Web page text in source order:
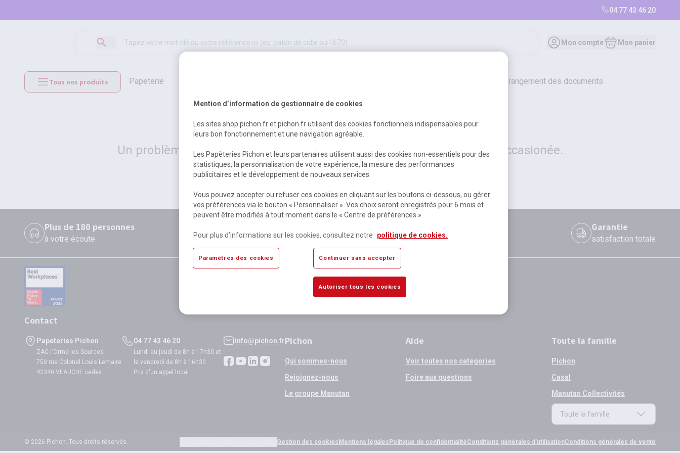
04 77 43 46 20
Mon compte Mon panier
Tous nos produits papeterie bureautique et rangement des documents
mobilier et équipements hygiène, sécurité, 1er secours outils, travaux & entretien
500
Erreur Serveur...
Un problème serveur est survenu. Veuillez nous excuser pour la gêne occasionée.
Retour Retour à l'accueil
Plus de 180 personnes
à votre écoute disponibles si validation avant 12h
Garantie
satisfaction totale
Contact
Papeteries Pichon
ZAC l'Orme les Sources
750 rue Colonel Louis Lemaire
42340 VEAUCHE cedex
04 77 43 46 20
Lundi au jeudi de 8h à 17h30 et
le vendredi de 8h à 16h30
Prix d'un appel local
info@pichon.frPichon
Qui sommes-nous
Rejoignez-nous
Le groupe Manutan
Aide
Voir toutes nos catégories
Foire aux questions
Toute la famille
Pichon
Casal
Manutan Collectivités
Toute la famille
© 2026 Pichon. Tous droits réservés. Gestion des cookies Mentions légales Politique de confidentialitéConditions générales d'utilisationConditions générales de vente
Mention d’information de gestionnaire de cookies
Les sites shop.pichon.fr et pichon.fr utilisent des cookies fonctionnels indispensables pour
leurs bon fonctionnement et une navigation agréable.
Les Papèteries Pichon et leurs partenaires utilisent aussi des cookies non-essentiels pour des
statistiques, la personnalisation de votre expérience, la mesure des performances
publicitaires et le développement de nouveaux services.
Vous pouvez accepter ou refuser ces cookies en cliquant sur les boutons ci-dessous, ou gérer
vos préférences via le bouton « Personnaliser ». Vos choix seront enregistrés pour 6 mois et
peuvent être modifiés à tout moment dans le « Centre de préférences ».
Pour plus d’informations sur les cookies, consultez notre politique de cookies.
Paramètres des cookies Continuer sans accepter
Autoriser tous les cookies